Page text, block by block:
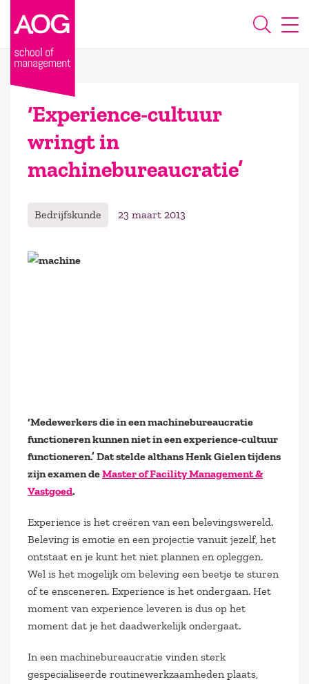
‘Experience-cultuur
wringt in
machinebureaucratie’
Bedrijfskunde 23 maart 2013
‘Medewerkers die in een machinebureaucratie
functioneren kunnen niet in een experience-cultuur
functioneren.’ Dat stelde althans Henk Gielen tijdens
zijn examen deMaster of Facility Management &
Vastgoed.
Experience is het creëren van een belevingswereld.
Beleving is emotie en een projectie vanuit jezelf, het
ontstaat en je kunt het niet plannen en opleggen.
Wel is het mogelijk om beleving een beetje te sturen
of te ensceneren. Experience is het ondergaan. Het
moment van experience leveren is dus op het
moment dat je het daadwerkelijk ondergaat.
In een machinebureaucratie vinden sterk
gespecialiseerde routinewerkzaamheden plaats,